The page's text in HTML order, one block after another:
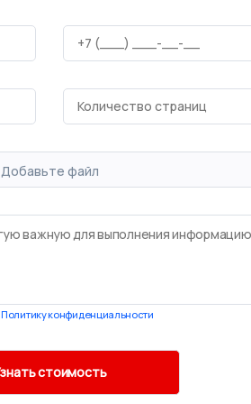
Добавьте файл
Политику конфиденциальности